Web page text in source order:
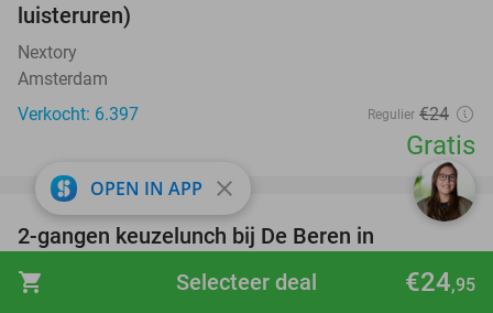
shopping_cart €24,95
Selecteer deal
luisteruren)
Nextory
Amsterdam
Verkocht: 6.397
Regulier €24
Gratis
43%
favorite_border
2-gangen keuzelunch bij De Beren in
Veenendaal
OPEN IN APP close